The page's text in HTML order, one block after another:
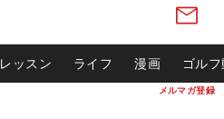
メルマガ登録
レッスン ライフ 漫画 ゴル